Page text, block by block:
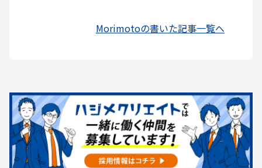
Morimotoの書いた記事一覧へ